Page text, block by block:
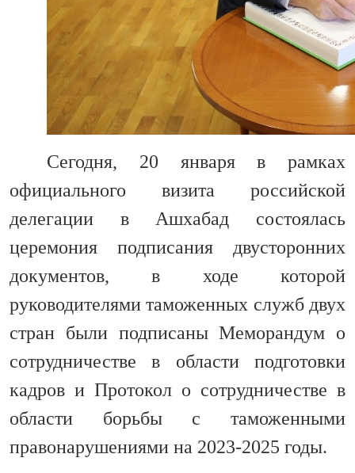
Сегодня, 20 января в рамках
официального визита российской
делегации в Ашхабад состоялась
церемония подписания двусторонних
документов, в ходе которой
руководителями таможенных служб двух
стран были подписаны Меморандум о
сотрудничестве в области подготовки
кадров и Протокол о сотрудничестве в
области борьбы с таможенными
правонарушениями на 2023-2025 годы.